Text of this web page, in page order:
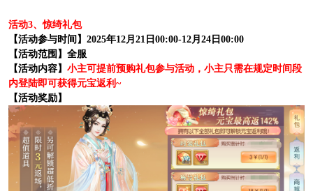
活动3、惊绮礼包
【活动参与时间】2025年12月21日00:00-12月24日00:00
【活动范围】全服
【活动内容】 小主可提前预购礼包参与活动，小主只需在规定时间段
内登陆即可获得元宝返利~
【活动奖励】